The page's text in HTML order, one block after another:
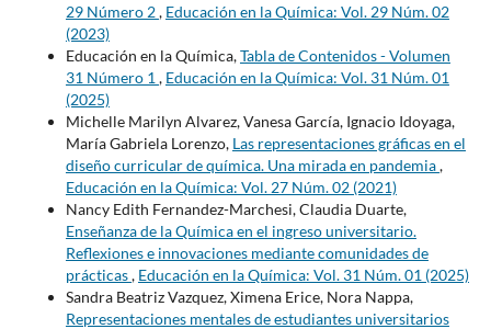
29 Número 2, Educación en la Química: Vol. 29 Núm. 02
(2023)
Educación en la Química,Tabla de Contenidos - Volumen
31 Número 1 , Educación en la Química: Vol. 31 Núm. 01
(2025)
Michelle Marilyn Alvarez, Vanesa García, Ignacio Idoyaga,
María Gabriela Lorenzo, Las representaciones gráficas en el
diseño curricular de química. Una mirada en pandemia,
Educación en la Química: Vol. 27 Núm. 02 (2021)
Nancy Edith Fernandez-Marchesi, Claudia Duarte,
Enseñanza de la Química en el ingreso universitario.
Reflexiones e innovaciones mediante comunidades de
prácticas, Educación en la Química: Vol. 31 Núm. 01 (2025)
Sandra Beatriz Vazquez, Ximena Erice, Nora Nappa,
Representaciones mentales de estudiantes universitarios